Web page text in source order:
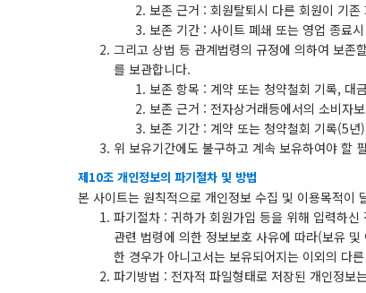
보존 근거 : 회원탈퇴시 다른 회원이 기
보존 기간 : 사이트 폐쇄 또는 영업 종료시
그리고 상법 등 관계법령의 규정에 의하여 보존
를 보관합니다.
보존 항목 : 계약 또는 청약철회 기록, 대
보존 근거 : 전자상거래등에서의 소비자
보존 기간 : 계약 또는 청약철회 기록(5
위 보유기간에도 불구하고 계속 보유하여야 할
제10조 개인정보의 파기절차 및 방법
본 사이트는 원칙적으로 개인정보 수집 및 이용목적이
파기절차 : 귀하가 회원가입 등을 위해 입력하
관련 법령에 의한 정보보호 사유에 따라(보유
한 경우가 아니고서는 보유되어지는 이외의 다
파기방법 : 전자적 파일형태로 저장된 개인정보